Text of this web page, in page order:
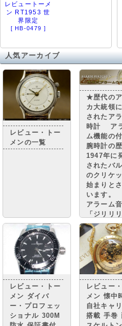
レビュートーメ
ン RT1953 世
界限定
[ HB-0479 ]
人気アーカイブ
レビュー・トー
メンの一覧
★歴代のア
カ大統領
されたア
時計 ア
ム機能の
腕時計の
1947年に
されたバ
のクリケ
始まりと
います
アラーム
「ジリリ
コオロギ
声 に似て
ことから、
リケット
名づけられ
た。
レビュー・トー
メン ダイバ
ー・プロフェッ
ショナル 300M
レビュー
メン 懐中
自社キャ
搭載 手巻